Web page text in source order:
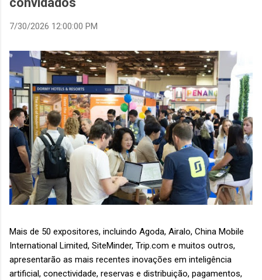
7/30/2026 12:00:00 PM
Mais de 50 expositores, incluindo Agoda, Airalo, China Mobile
International Limited, SiteMinder, Trip.com e muitos outros,
apresentarão as mais recentes inovações em inteligência
artificial, conectividade, reservas e distribuição, pagamentos,